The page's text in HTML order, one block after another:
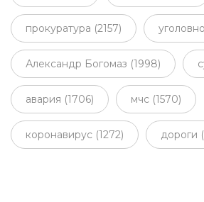
прокуратура (2157)
Александр Богомаз (1998)
авария (1706) мчс (1570)
коронавирус (1272) дороги